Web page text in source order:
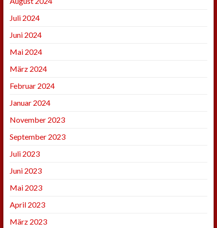
Juli 2024
Juni 2024
Mai 2024
März 2024
Februar 2024
Januar 2024
November 2023
September 2023
Juli 2023
Juni 2023
Mai 2023
April 2023
März 2023